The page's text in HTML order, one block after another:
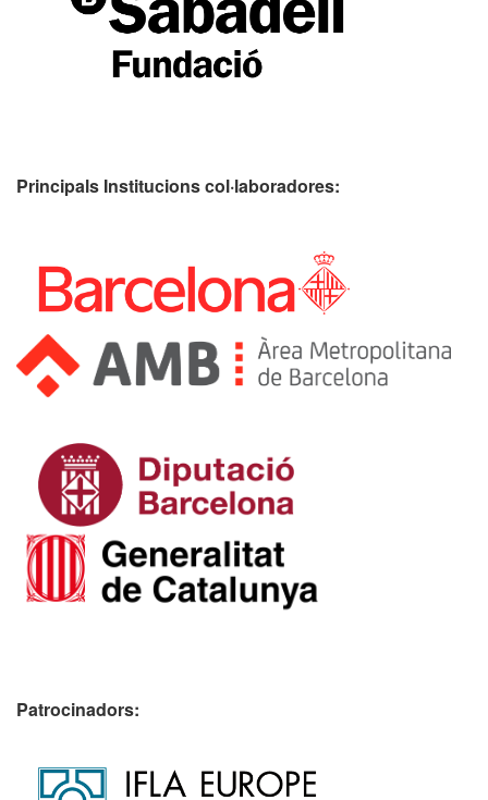
Principals Institucionscol·laboradores:
Patrocinadors: